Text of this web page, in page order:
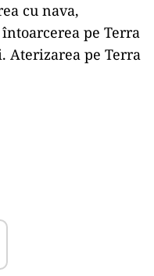
cu nava,
pe Terra
Aterizarea pe Terra